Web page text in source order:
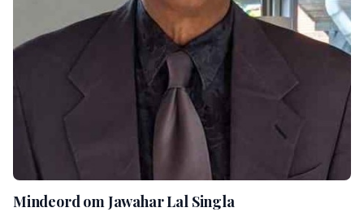
Mindeord om Jawahar Lal Singla